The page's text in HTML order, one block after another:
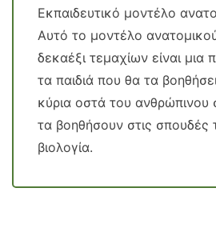
Εκπαιδευτικό μοντέλο
Αυτό το μοντέλο
δεκαέξι τεμαχίων είναι μια
τα παιδιά που θα τα
κύρια οστά του
τα βοηθήσουν στις σπουδές
βιολογία.